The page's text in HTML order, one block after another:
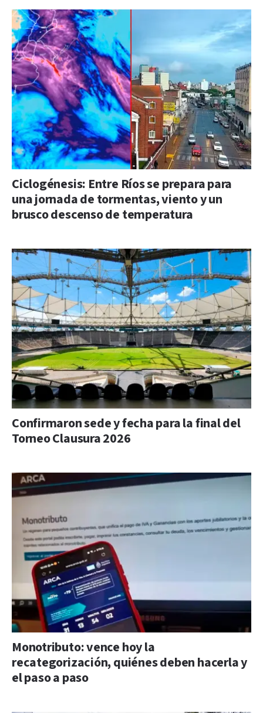
Ciclogénesis: Entre Ríos se prepara para
una jornada de tormentas, viento y un
brusco descenso de temperatura
Confirmaron sede y fecha para la final del
Torneo Clausura 2026
Monotributo: vence hoy la
recategorización, quiénes deben hacerla y
el paso a paso